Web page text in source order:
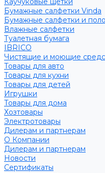
Бумажные салфетки Vinda
Бумажные салфетки и
Влажные салфетки
Туалетная бумага
IBRICO
Чистящие и моющие
Товары для авто
Товары для кухни
Товары для детей
Игрушки
Товары для дома
Хозтовары
Электротовары
Дилерам и партнерам
О Компании
Дилерам и партнерам
Новости
Сертификаты